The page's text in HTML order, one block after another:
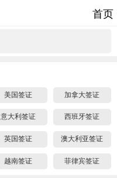
首页
美国签证 加拿大签证
意大利签证 西班牙签证
英国签证 澳大利亚签证
越南签证 菲律宾签证